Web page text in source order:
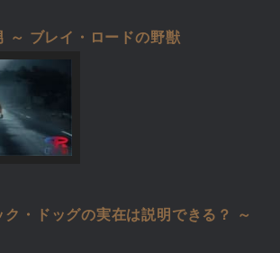
～ ブレイ・ロードの野獣
ク・ドッグの実在は説明できる？ ～